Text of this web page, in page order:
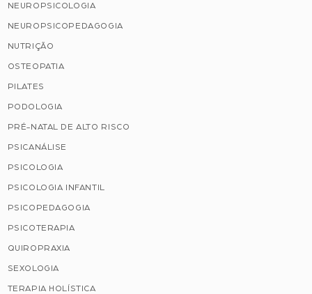
NEUROPSICOLOGIA
NEUROPSICOPEDAGOGIA
NUTRIÇÃO
OSTEOPATIA
PILATES
PODOLOGIA
PRÉ-NATAL DE ALTO RISCO
PSICANÁLISE
PSICOLOGIA
PSICOLOGIA INFANTIL
PSICOPEDAGOGIA
PSICOTERAPIA
QUIROPRAXIA
SEXOLOGIA
TERAPIA HOLÍSTICA